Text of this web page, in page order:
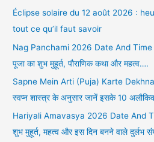
Éclipse solaire du 12 août 2026 :
tout ce qu’il faut savoir
Nag Panchami 2026 Date And Time :
पूजा का शुभ मुहूर्त, पौराणिक कथा और महत्व….
Sapne Mein Arti (Puja) Karte
स्वप्न शास्त्र के अनुसार जानें इसके 10
Hariyali Amavasya 2026 Date And
शुभ मुहूर्त, महत्व और इस दिन बनने वाले दुर्लभ